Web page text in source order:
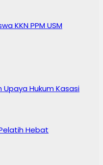
KKN PPM USM
Hukum Kasasi
Hebat